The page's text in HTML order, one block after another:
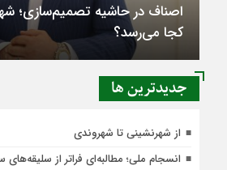
اصناف در حاشیه تصمیم‌سازی؛ شهر
کجا می‌رسد؟
جديدترين ها
از شهرنشینی تا شهروندی
انسجام ملی؛ مطالبه‌ای فراتر از